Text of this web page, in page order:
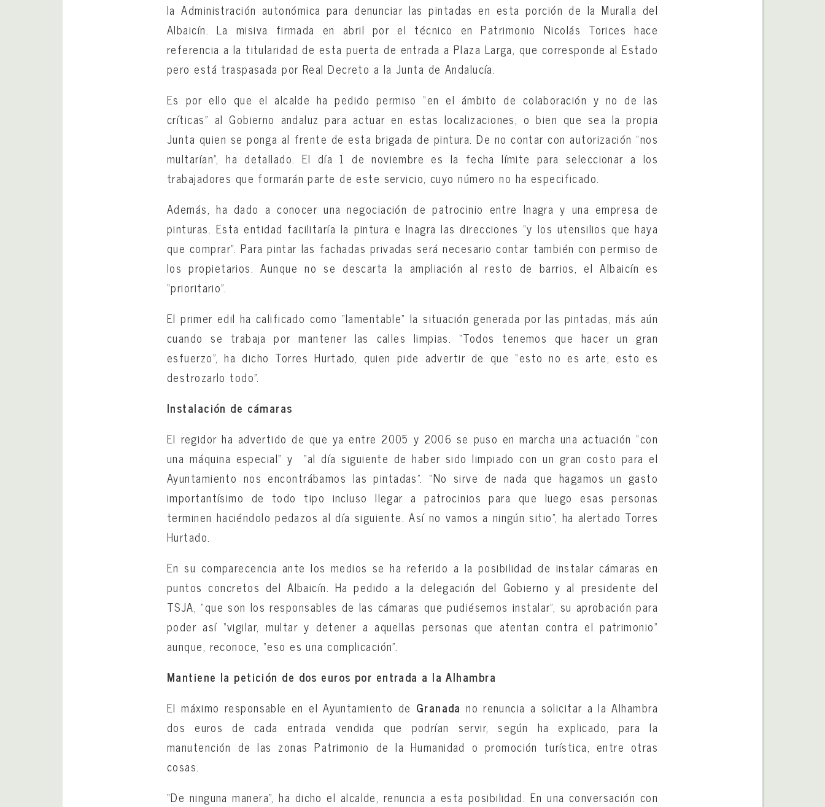
la Administración autonómica para denunciar las pintadas en esta porción de la Muralla del
Albaicín. La misiva firmada en abril por el técnico en Patrimonio Nicolás Torices hace
referencia a la titularidad de esta puerta de entrada a Plaza Larga, que corresponde al Estado
pero está traspasada por Real Decreto a la Junta de Andalucía.
Es por ello que el alcalde ha pedido permiso “en el ámbito de colaboración y no de las
críticas” al Gobierno andaluz para actuar en estas localizaciones, o bien que sea la propia
Junta quien se ponga al frente de esta brigada de pintura. De no contar con autorización “nos
multarían”, ha detallado. El día 1 de noviembre es la fecha límite para seleccionar a los
trabajadores que formarán parte de este servicio, cuyo número no ha especificado.
Además, ha dado a conocer una negociación de patrocinio entre Inagra y una empresa de
pinturas. Esta entidad facilitaría la pintura e Inagra las direcciones “y los utensilios que haya
que comprar”. Para pintar las fachadas privadas será necesario contar también con permiso de
los propietarios. Aunque no se descarta la ampliación al resto de barrios, el Albaicín es
“prioritario”.
El primer edil ha calificado como “lamentable” la situación generada por las pintadas, más aún
cuando se trabaja por mantener las calles limpias. “Todos tenemos que hacer un gran
esfuerzo”, ha dicho Torres Hurtado, quien pide advertir de que “esto no es arte, esto es
destrozarlo todo”.
Instalación de cámaras
El regidor ha advertido de que ya entre 2005 y 2006 se puso en marcha una actuación “con
una máquina especial” y “al día siguiente de haber sido limpiado con un gran costo para el
Ayuntamiento nos encontrábamos las pintadas”. “No sirve de nada que hagamos un gasto
importantísimo de todo tipo incluso llegar a patrocinios para que luego esas personas
terminen haciéndolo pedazos al día siguiente. Así no vamos a ningún sitio”, ha alertado Torres
Hurtado.
En su comparecencia ante los medios se ha referido a la posibilidad de instalar cámaras en
puntos concretos del Albaicín. Ha pedido a la delegación del Gobierno y al presidente del
TSJA, “que son los responsables de las cámaras que pudiésemos instalar”, su aprobación para
poder así “vigilar, multar y detener a aquellas personas que atentan contra el patrimonio”
aunque, reconoce, “eso es una complicación”.
Mantiene la petición de dos euros por entrada a la Alhambra
El máximo responsable en el Ayuntamiento de Granada no renuncia a solicitar a la Alhambra
dos euros de cada entrada vendida que podrían servir, según ha explicado, para la
manutención de las zonas Patrimonio de la Humanidad o promoción turística, entre otras
cosas.
“De ninguna manera”, ha dicho el alcalde, renuncia a esta posibilidad. En una conversación con